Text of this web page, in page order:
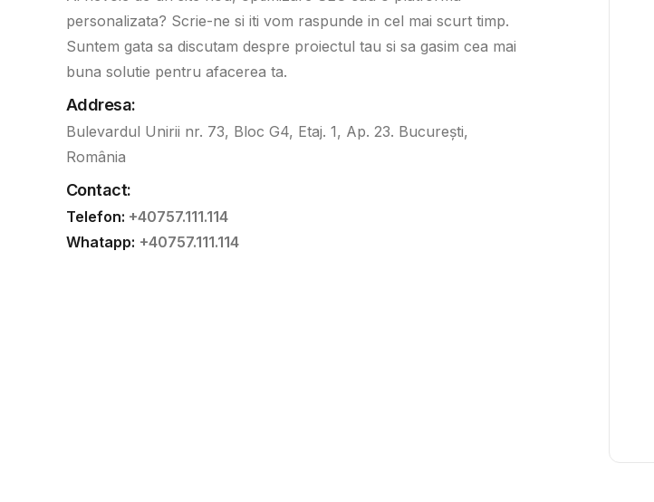
personalizata? Scrie-ne si iti vom raspunde in cel mai scurt timp.
Suntem gata sa discutam despre proiectul tau si sa gasim cea mai
buna solutie pentru afacerea ta.
Addresa:
Bulevardul Unirii nr. 73, Bloc G4, Etaj. 1, Ap. 23. București,
România
Contact:
Telefon: +40757.111.114
Whatapp: +40757.111.114